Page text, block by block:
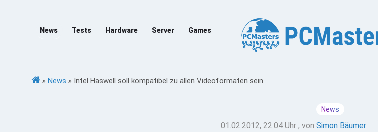
News Tests Hardware Server Games
» News » Intel Haswell soll kompatibel zu allen Videoformaten sein
News
01.02.2012, 22:04 Uhr , vonSimon Bäumer